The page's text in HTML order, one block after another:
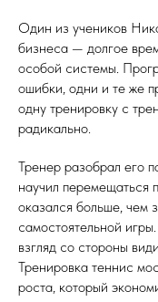
Один из учеников
бизнеса — долгое
особой системы.
ошибки, одни и те же
одну тренировку с
радикально.
Тренер разобрал его
научил перемещаться
оказался больше, чем
самостоятельной
взгляд со стороны
Тренировка теннис
роста, который